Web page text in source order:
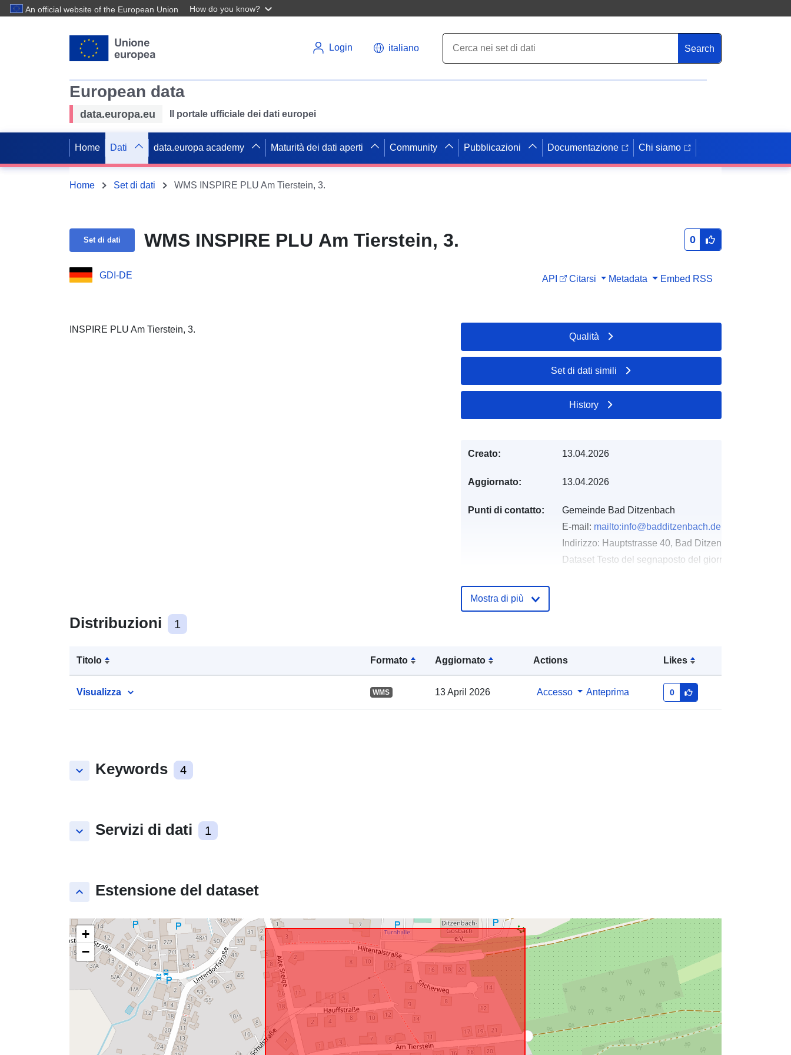
An official website of the European Union How do you know?
Login italiano Search
European data
data.europa.eu Il portale ufficiale dei dati europei
Home Dati data.europa academy Maturità dei dati aperti Community Pubblicazioni Documentazione Chi siamo
Home Set di dati WMS INSPIRE PLU Am Tierstein, 3.
Set di dati WMS INSPIRE PLU Am Tierstein, 3. 0
GDI-DE API Citarsi Metadata Embed RSS
INSPIRE PLU Am Tierstein, 3.
Distribuzioni 1
Titolo Formato Aggiornato Actions Likes
Visualizza WMS 13 April 2026 Accesso Anteprima 0
keyboard_arrow_down Keywords 4
keyboard_arrow_down Servizi di dati 1
keyboard_arrow_up Estensione del dataset
+
−
Qualità
Set di dati simili
History
Creato: 13.04.2026
Aggiornato: 13.04.2026
Punti di contatto:
Gemeinde Bad Ditzenbach
E-mail: mailto:info@badditzenbach.de
Indirizzo: Hauptstrasse 40, Bad Ditzenbach, 73342,
Dataset Testo del segnaposto del giorno della
Registro del
48.5794828 ], [ 9.6859447,
48.5794828 ], [ 9.6859447,
Mostra di più